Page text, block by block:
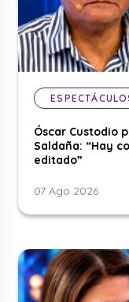
Óscar Custodio
Saldaña: “Hay
editado”
07 Ago 2026